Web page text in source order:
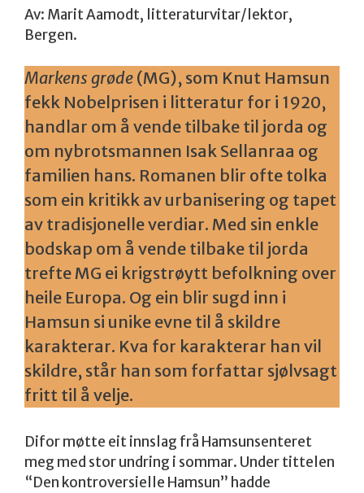
Av: Marit Aamodt, litteraturvitar/lektor,
Bergen.
Markens grøde (MG), som Knut Hamsun
fekk Nobelprisen i litteratur for i 1920,
handlar om å vende tilbake til jorda og
om nybrotsmannen Isak Sellanraa og
familien hans. Romanen blir ofte tolka
som ein kritikk av urbanisering og tapet
av tradisjonelle verdiar. Med sin enkle
bodskap om å vende tilbake til jorda
trefte MG ei krigstrøytt befolkning over
heile Europa. Og ein blir sugd inn i
Hamsun si unike evne til å skildre
karakterar. Kva for karakterar han vil
skildre, står han som forfattar sjølvsagt
fritt til å velje.
Difor møtte eit innslag frå Hamsunsenteret
meg med stor undring i sommar. Under tittelen
“Den kontroversielle Hamsun” hadde